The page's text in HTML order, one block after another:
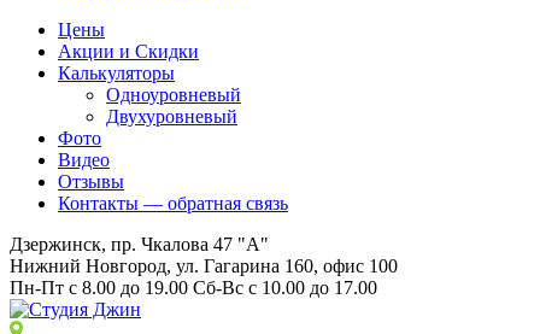
Цены
Акции и Скидки
Калькуляторы
Одноуровневый
Двухуровневый
Фото
Видео
Отзывы
Контакты — обратная связь
Дзержинск, пр. Чкалова 47 "А"
Нижний Новгород, ул. Гагарина 160, офис 100
Пн-Пт с 8.00 до 19.00 Сб-Вс с 10.00 до 17.00